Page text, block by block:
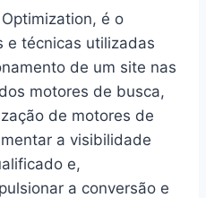
é o
e técnicas utilizadas
de um site nas
motores de busca,
de motores de
a visibilidade
e,
a conversão e